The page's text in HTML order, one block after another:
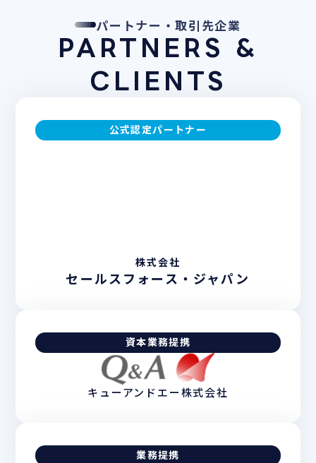
パートナー・取引先企業
PARTNERS &
CLIENTS
公式認定パートナー
株式会社
セールスフォース・ジャパン
資本業務提携
キューアンドエー株式会社
業務提携